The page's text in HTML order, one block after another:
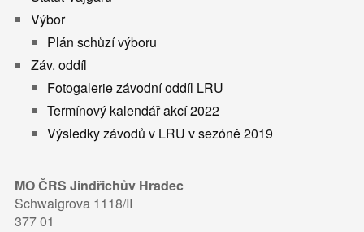
Výbor
Plán schůzí výboru
Záv. oddíl
Fotogalerie závodní oddíl LRU
Termínový kalendář akcí 2022
Výsledky závodů v LRU v sezóně 2019
MO ČRS Jindřichův Hradec
Schwaigrova 1118/II
377 01